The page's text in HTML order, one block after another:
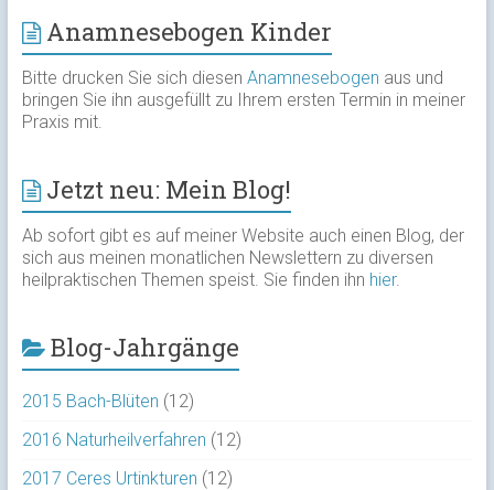
Anamnesebogen Kinder
Bitte drucken Sie sich diesen Anamnesebogen aus und
bringen Sie ihn ausgefüllt zu Ihrem ersten Termin in meiner
Praxis mit.
Jetzt neu: Mein Blog!
Ab sofort gibt es auf meiner Website auch einen Blog, der
sich aus meinen monatlichen Newslettern zu diversen
heilpraktischen Themen speist. Sie finden ihn hier.
Blog-Jahrgänge
2015 Bach-Blüten (12)
2016 Naturheilverfahren (12)
2017 Ceres Urtinkturen (12)